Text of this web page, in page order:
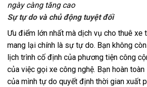
ngày càng tăng cao
Sự tự do và chủ động tuyệt đối
Ưu điểm lớn nhất mà dịch vụ cho thuê xe
mang lại chính là sự tự do. Bạn không
lịch trình cố định của phương tiện công
của việc gọi xe công nghệ. Bạn hoàn toàn
của mình tự do quyết định thời gian xuất